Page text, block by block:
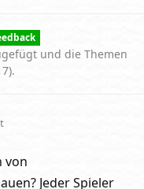
und die Themen
).
von
Jeder Spieler